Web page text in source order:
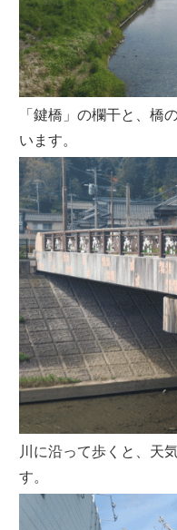
「鍵橋」の欄干と、橋
います。
川に沿って歩くと、天
す。